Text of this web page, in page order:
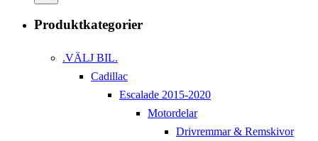
Produktkategorier
.VÄLJ BIL.
Cadillac
Escalade 2015-2020
Motordelar
Drivremmar & Remskivor